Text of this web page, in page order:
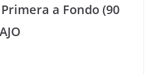
a Fondo (90